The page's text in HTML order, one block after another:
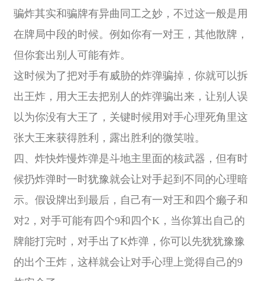
骗炸其实和骗牌有异曲同工之妙，不过这一般是用
在牌局中段的时候。例如你有一对王，其他散牌，
但你套出别人可能有炸。
这时候为了把对手有威胁的炸弹骗掉，你就可以拆
出王炸，用大王去把别人的炸弹骗出来，让别人误
以为你没有大王了，关键时候用对手心理死角里这
张大王来获得胜利，露出胜利的微笑啦。
四、炸快炸慢炸弹是斗地主里面的核武器，但有时
候扔炸弹时一时犹豫就会让对手起到不同的心理暗
示。假设牌出到最后，自己有一对王和四个癞子和
对2，对手可能有四个9和四个K，当你算出自己的
牌能打完时，对手出了K炸弹，你可以先犹犹豫豫
的出个王炸，这样就会让对手心理上觉得自己的9